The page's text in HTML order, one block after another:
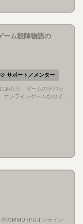
ーム殺陣物語の
サポート／メンター
あたり、ゲームのデバッ
ンラインゲームなので